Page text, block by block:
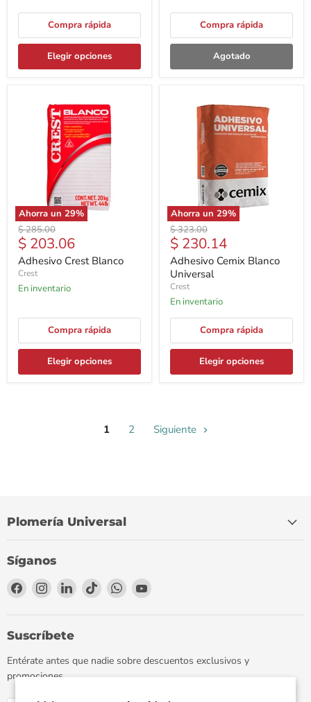
Compra rápida
Elegir opciones
Compra rápida
Agotado
Ahorra un 29%
Precio
original
$ 285.00
Precio
actual
$ 203.06
Adhesivo Crest Blanco
Crest
En inventario
Compra rápida
Elegir opciones
Ahorra un 29%
Precio
original
$ 323.00
Precio
actual
$ 230.14
Adhesivo Cemix Blanco
Universal
Crest
En inventario
Compra rápida
Elegir opciones
1 2 Siguiente
Plomería Universal
Síganos
Encuéntrenos
Facebook
Encuéntrenos
Instagram
Encuéntrenos
LinkedIn
Encuéntrenos
TikTok
Encuéntrenos
WhatsApp
Encuéntrenos
YouTube
Suscríbete
Entérate antes que nadie sobre descuentos exclusivos y
promociones.